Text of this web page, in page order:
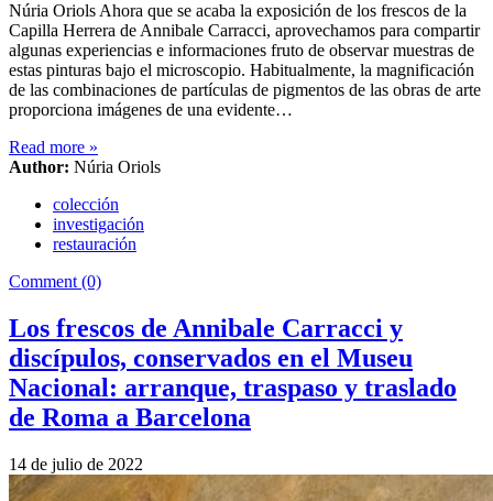
Núria Oriols Ahora que se acaba la exposición de los frescos de la
Capilla Herrera de Annibale Carracci, aprovechamos para compartir
algunas experiencias e informaciones fruto de observar muestras de
estas pinturas bajo el microscopio. Habitualmente, la magnificación
de las combinaciones de partículas de pigmentos de las obras de arte
proporciona imágenes de una evidente…
Read more »
Author: Núria Oriols
colección
investigación
restauración
Comment (0)
Los frescos de Annibale Carracci y
discípulos, conservados en el Museu
Nacional: arranque, traspaso y traslado
de Roma a Barcelona
14 de julio de 2022